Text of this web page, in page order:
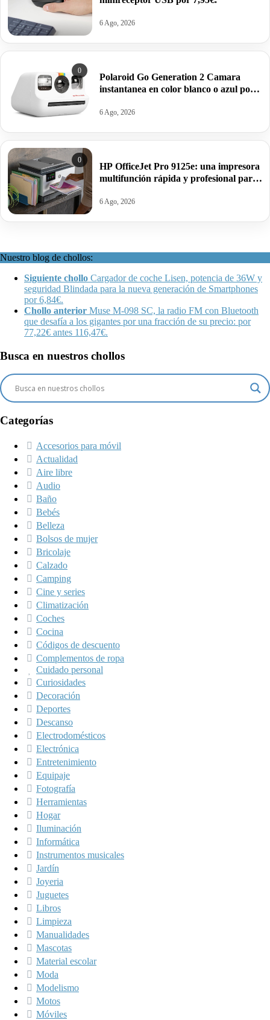
6 Ago, 2026
0
Polaroid Go Generation 2 Camara
instantanea en color blanco o azul por
6 Ago, 2026
0
HP OfficeJet Pro 9125e: una impresora
multifunción rápida y profesional para
6 Ago, 2026
Nuestro blog de chollos:
Siguiente chollo Cargador de coche Lisen, potencia de 36W y
seguridad Blindada para la nueva generación de Smartphones
por 6,84€.
Chollo anterior Muse M-098 SC, la radio FM con Bluetooth
que desafía a los gigantes por una fracción de su precio: por
77,22€ antes 116,47€.
Busca en nuestros chollos
Categorías
Accesorios para móvil
Actualidad
Aire libre
Audio
Baño
Bebés
Belleza
Bolsos de mujer
Bricolaje
Calzado
Camping
Cine y series
Climatización
Coches
Cocina
Códigos de descuento
Complementos de ropa
Cuidado personal
Curiosidades
Decoración
Deportes
Descanso
Electrodomésticos
Electrónica
Entretenimiento
Equipaje
Fotografía
Herramientas
Hogar
Iluminación
Informática
Instrumentos musicales
Jardín
Joyeria
Juguetes
Libros
Limpieza
Manualidades
Mascotas
Material escolar
Moda
Modelismo
Motos
Móviles